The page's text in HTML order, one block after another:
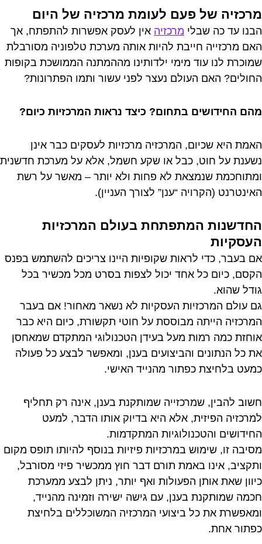
מרכזיה של פעם לעומת מרכזיה של היום
הבנו עד כה שבלי מרכזיה אין לעסק אפשרות להתפתח, אך
האם מרכזייה חייבת להיות אותה מערכת טלפוניה מסורבלת
שמוכרת לנו עוד מימי ילדותינו מההמתנה הממושכת בקופות
החולים? האם העולם נעצר לפני עשור ותמו הפתרונות?
מהם החידושים בתחום? כיצד נראות המרכזיות כיום?
האמת היא שכיום, המרכזיה מרכזיות לעסקים כבר אינן
נשענת על חוט, כבל או שקע חשמל, אלא על מערכת חדשנית
ומתוחכמת שנמצאת לא פחות ולא יותר – מאשר על רשת
האינטרנט (הקרויה “ענן” לצורך העניין).
החדשנות המתפתחת בעולם המרכזיות
העסקיות
אם בעבר, כדי לראות שקופיות היינו צריכים להשתמש בפנס
הקסם, כיום כל אחד יכול לצפות בסרט מכל מכשיר בכל
גודל שהוא.
גם עולם המרכזיות העסקיות לא נשאר מאחור! אם בעבר
המרכזיה הייתה מבוססת על חוטי תקשורת, כיום היא כבר
אוחזת כמה רמות מעל בעידן הטכנולוגי המתקדם שמאחסן
את כל הנתונים והביצועים בענן, ומאפשר לבצע כל פעולה
כמעט בלחיצת כפתור מהנייד האישי.
חשוב להבין, שמרכזייה שמותקנת בענן, אינה רק תחליף
למרכזיה הפיזית, אלא היא בדיוק אותו הדבר, למעט
החידושים והטכנולוגיות המתקדמות.
מסיבה זו, שימוש במרכזיות פיזיות בנוסף להיותו תופס מקום
ותקציב, אינו באמת תורם דבר חוץ ממכשיר פיזי מסורבל,
כיוון שאת אותן הפעולות ואף יותר, ניתן לבצע ממערכת
חכמה שמותקנת בענן, עם גישה ישירה וזמינה מהנייד,
ומאפשרת את כל ביצועי המרכזיה המשוכללים בלחיצת
כפתור אחת.